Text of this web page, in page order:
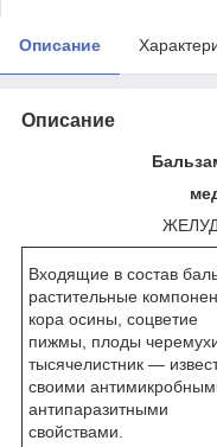
Описание
Описание
Входящие в состав
растительные
кора осины, соцветие
пижмы, плоды
тысячелистник —
своими
антипаразитными
свойствами.